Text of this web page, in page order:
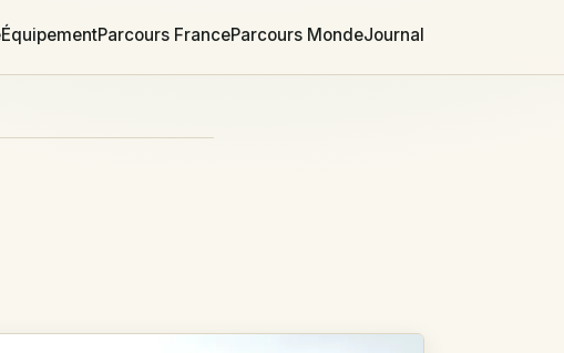
ÉquipementParcours FranceParcours MondeJournal